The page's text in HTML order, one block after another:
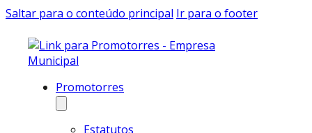
Saltar para o conteúdo principal Ir para o footer
Promotorres
Estatutos